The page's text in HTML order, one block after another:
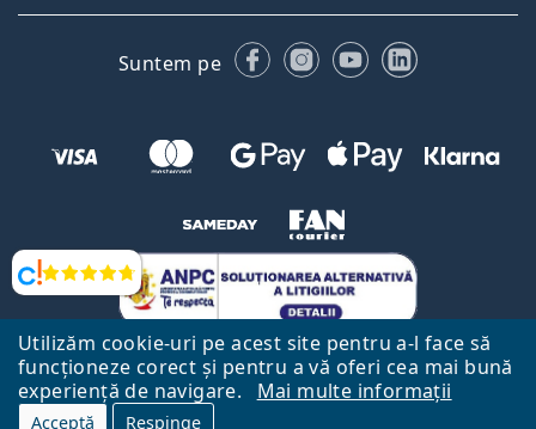
Utilizăm cookie-uri pe acest site pentru a-l face să
funcționeze corect și pentru a vă oferi cea mai bună
experiență de navigare.
Mai multe informații
Acceptă Respinge
Opinii
Suntem pe FacebookInstagram
YouTubeLinkedIn